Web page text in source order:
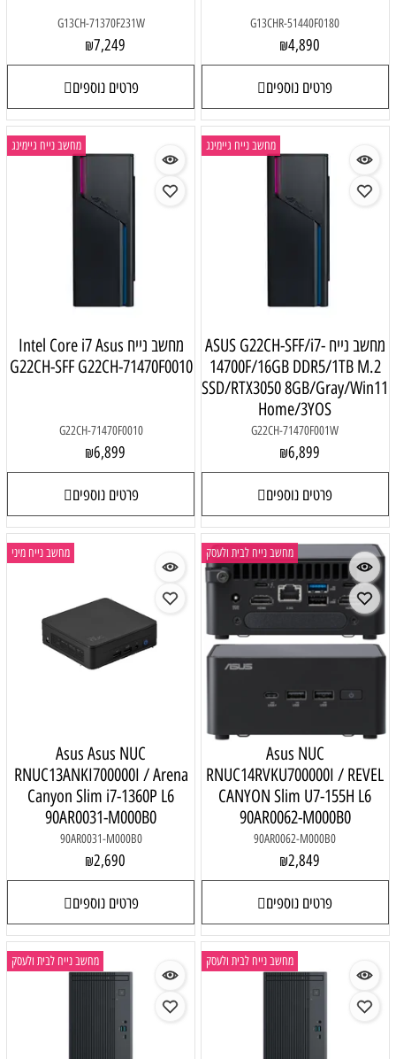
G13CHR-51440F0180
₪4,890
פרטים נוספים
G13CH-71370F231W
₪7,249
פרטים נוספים
מחשב נייח גיימינג
מחשב נייח ASUS G22CH-SFF/i7-
14700F/16GB DDR5/1TB M.2
SSD/RTX3050 8GB/Gray/Win11
Home/3YOS
G22CH-71470F001W
₪6,899
פרטים נוספים
מחשב נייח גיימינג
מחשב נייח Intel Core i7 Asus
G22CH-SFF G22CH-71470F0010
G22CH-71470F0010
₪6,899
פרטים נוספים
מחשב נייח לבית ולעסק
Asus NUC
RNUC14RVKU700000I / REVEL
CANYON Slim U7-155H L6
90AR0062-M000B0
90AR0062-M000B0
₪2,849
פרטים נוספים
מחשב נייח מיני
Asus Asus NUC
RNUC13ANKI700000I / Arena
Canyon Slim i7-1360P L6
90AR0031-M000B0
90AR0031-M000B0
₪2,690
פרטים נוספים
מחשב נייח לבית ולעסק מחשב נייח לבית ולעסק